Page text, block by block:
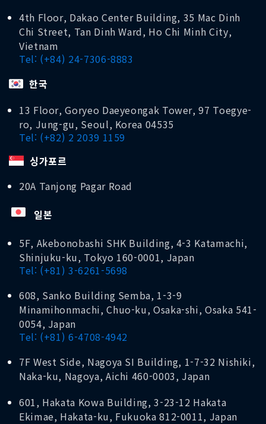
4th Floor, Dakao Center Building, 35 Mac Dinh
Chi Street, Tan Dinh Ward, Ho Chi Minh City,
Vietnam
Tel: (+84) 24-7306-8883
한국
13 Floor, Goryeo Daeyeongak Tower, 97 Toegye-
ro, Jung-gu, Seoul, Korea 04535
Tel: (+82) 2 2039 1159
싱가포르
20A Tanjong Pagar Road
일본
5F, Akebonobashi SHK Building, 4-3 Katamachi,
Shinjuku-ku, Tokyo 160-0001, Japan
Tel: (+81) 3-6261-5698
608, Sanko Building Semba, 1-3-9
Minamihonmachi, Chuo-ku, Osaka-shi, Osaka 541-
0054, Japan
Tel: (+81) 6-4708-4942
7F West Side, Nagoya SI Building, 1-7-32 Nishiki,
Naka-ku, Nagoya, Aichi 460-0003, Japan
601, Hakata Kowa Building, 3-23-12 Hakata
Ekimae, Hakata-ku, Fukuoka 812-0011, Japan